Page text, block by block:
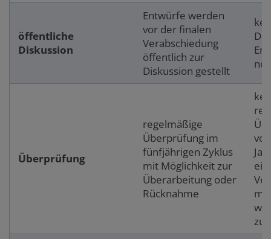
öffentliche
Diskussion
Entwürfe werden
vor der finalen
Verabschiedung
öffentlich zur
Diskussion gestellt
Überprüfung
regelmäßige
Überprüfung im
fünfjährigen Zyklus
mit Möglichkeit zur
Überarbeitung oder
Rücknahme